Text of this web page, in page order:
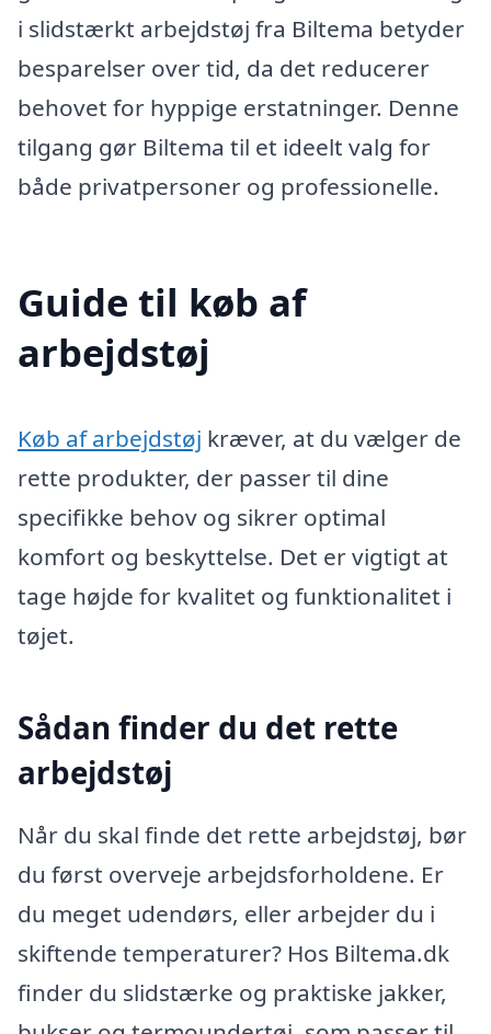
i slidstærkt arbejdstøj fra Biltema betyder
besparelser over tid, da det reducerer
behovet for hyppige erstatninger. Denne
tilgang gør Biltema til et ideelt valg for
både privatpersoner og professionelle.
Guide til køb af
arbejdstøj
Køb af arbejdstøj kræver, at du vælger de
rette produkter, der passer til dine
specifikke behov og sikrer optimal
komfort og beskyttelse. Det er vigtigt at
tage højde for kvalitet og funktionalitet i
tøjet.
Sådan finder du det rette
arbejdstøj
Når du skal finde det rette arbejdstøj, bør
du først overveje arbejdsforholdene. Er
du meget udendørs, eller arbejder du i
skiftende temperaturer? Hos Biltema.dk
finder du slidstærke og praktiske jakker,